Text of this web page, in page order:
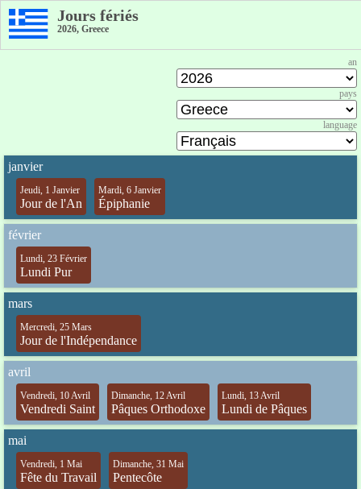
Jours fériés
2026, Greece
an
pays
language
janvier
Jeudi, 1 Janvier
Jour de l'An
Mardi, 6 Janvier
Épiphanie
février
Lundi, 23 Février
Lundi Pur
mars
Mercredi, 25 Mars
Jour de l'Indépendance
avril
Vendredi, 10 Avril
Vendredi Saint
Dimanche, 12 Avril
Pâques Orthodoxe
Lundi, 13 Avril
Lundi de Pâques
mai
Vendredi, 1 Mai
Fête du Travail
Dimanche, 31 Mai
Pentecôte